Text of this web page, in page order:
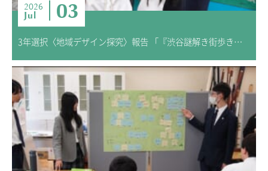
アクセスマップ
緊急・災害時の対応
いじめ防止対策
ENGLISHページ
個人情報保護への取り組み
採用情報
地の塩、世の光（スクールモットー）
2026
Jul 03
3年選択〈地域デザイン探究〉報告 「『渋谷謎解き街歩き』研究 ―渋谷の“魅力”を発信する仕掛けー」